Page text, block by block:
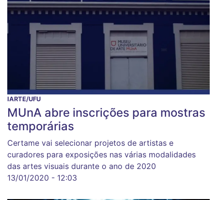
IARTE/UFU
MUnA abre inscrições para mostras
temporárias
Certame vai selecionar projetos de artistas e
curadores para exposições nas várias modalidades
das artes visuais durante o ano de 2020
13/01/2020 - 12:03